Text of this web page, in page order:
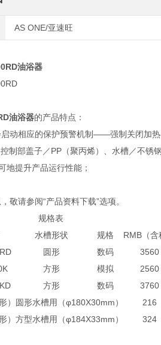
AS ONE/亚速旺
油浴器
油浴器的产品特点：
动相应的保护预警机制——强制关闭加
制部盖子／PP（聚丙烯）、水槽／不
地提升产品运行性能；
敬请参阅“产品资料下载”选项。
规格表
水槽形状 规格
RMB（含
圆形 数码
3560
方形 模拟
2560
方形 数码
3760
） 圆形水槽用（φ180X30mm）
216
） 方型水槽用（φ184X33mm） 324